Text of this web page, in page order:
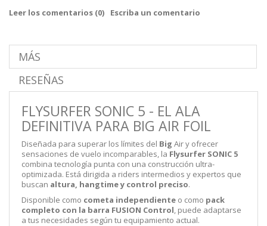
Leer los comentarios (0) Escriba un comentario
MÁS
RESEÑAS
FLYSURFER SONIC 5 - EL ALA
DEFINITIVA PARA BIG AIR FOIL
Diseñada para superar los límites del Big Air y ofrecer
sensaciones de vuelo incomparables, la Flysurfer SONIC 5
combina tecnología punta con una construcción ultra-
optimizada. Está dirigida a riders intermedios y expertos que
buscan altura, hangtime y control preciso.
Disponible como cometa independiente o como pack
completo con la barra FUSION Control, puede adaptarse
a tus necesidades según tu equipamiento actual.